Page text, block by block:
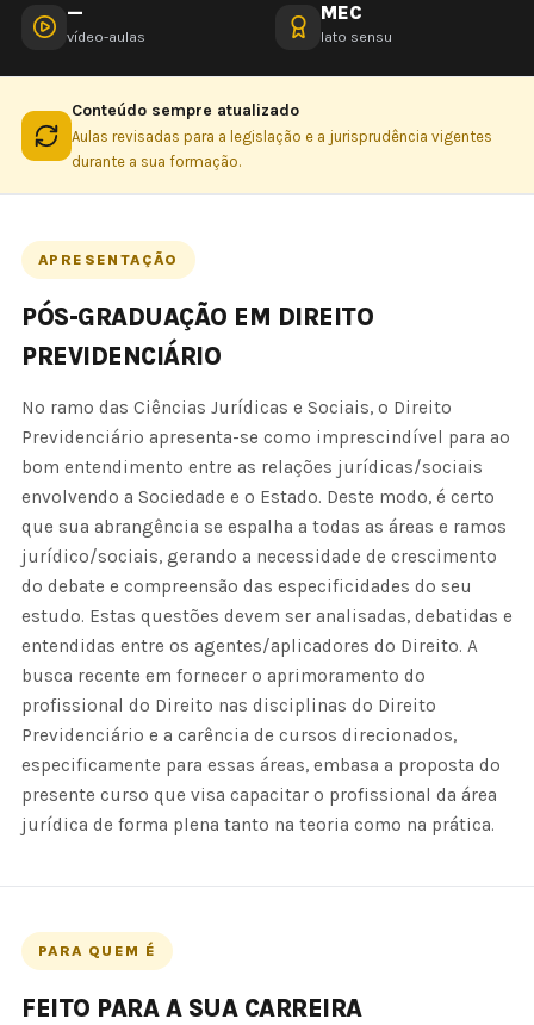
—
vídeo-aulas
MEC
lato sensu
Conteúdo sempre atualizado
Aulas revisadas para a legislação e a jurisprudência vigentes
durante a sua formação.
APRESENTAÇÃO
PÓS-GRADUAÇÃO EM DIREITO
PREVIDENCIÁRIO
No ramo das Ciências Jurídicas e Sociais, o Direito
Previdenciário apresenta-se como imprescindível para ao
bom entendimento entre as relações jurídicas/sociais
envolvendo a Sociedade e o Estado. Deste modo, é certo
que sua abrangência se espalha a todas as áreas e ramos
jurídico/sociais, gerando a necessidade de crescimento
do debate e compreensão das especificidades do seu
estudo. Estas questões devem ser analisadas, debatidas e
entendidas entre os agentes/aplicadores do Direito. A
busca recente em fornecer o aprimoramento do
profissional do Direito nas disciplinas do Direito
Previdenciário e a carência de cursos direcionados,
especificamente para essas áreas, embasa a proposta do
presente curso que visa capacitar o profissional da área
jurídica de forma plena tanto na teoria como na prática.
PARA QUEM É
FEITO PARA A SUA CARREIRA